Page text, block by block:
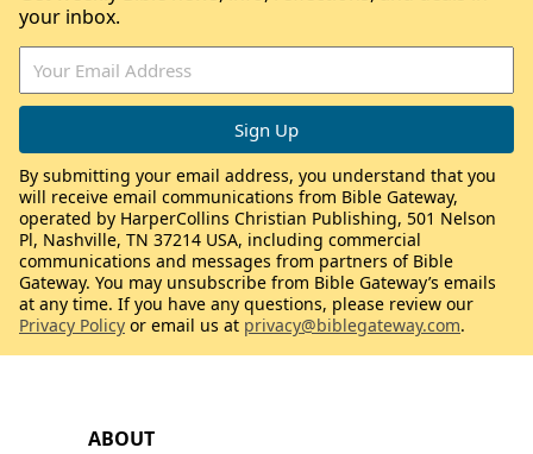
ABOUT
your inbox.
By submitting your email address, you understand that you
will receive email communications from Bible Gateway,
operated by HarperCollins Christian Publishing, 501 Nelson
Pl, Nashville, TN 37214 USA, including commercial
communications and messages from partners of Bible
Gateway. You may unsubscribe from Bible Gateway’s emails
at any time. If you have any questions, please review our
Privacy Policy or email us at privacy@biblegateway.com.